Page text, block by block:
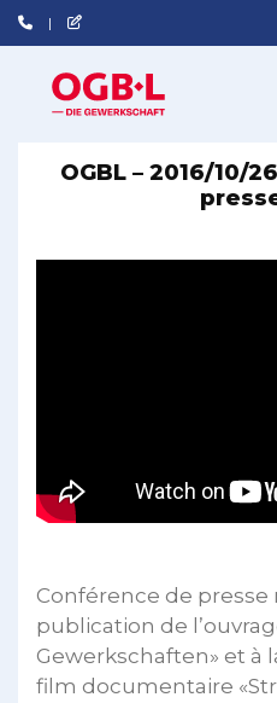
OGBL – 2016/10/
Conférence de presse
publication de
Gewerkschaften» et à
film documentaire